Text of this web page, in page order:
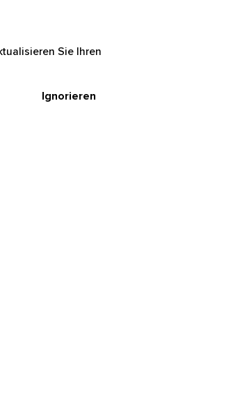
Sie Ihren
Ignorieren